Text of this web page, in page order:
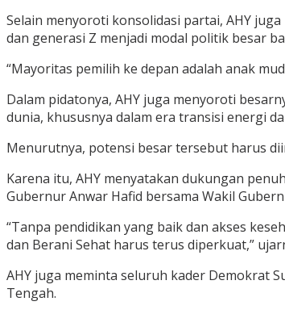
Selain menyoroti konsolidasi partai, AHY
dan generasi Z menjadi modal politik besar
“Mayoritas pemilih ke depan adalah anak
Dalam pidatonya, AHY juga menyoroti
dunia, khususnya dalam era transisi energi
Menurutnya, potensi besar tersebut harus
Karena itu, AHY menyatakan dukungan
Gubernur Anwar Hafid bersama Wakil
“Tanpa pendidikan yang baik dan akses
dan Berani Sehat harus terus diperkuat,”
AHY juga meminta seluruh kader Demokrat
Tengah.